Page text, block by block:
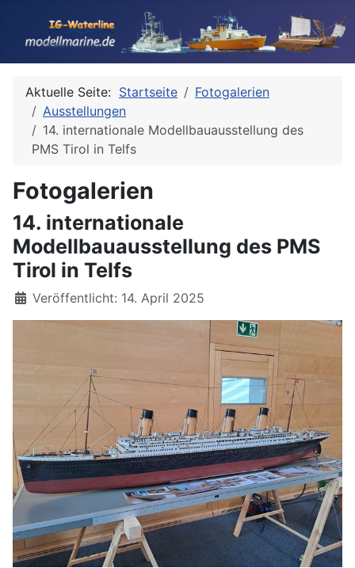
Aktuelle Seite: Startseite
Fotogalerien
Ausstellungen
14. internationale Modellbauausstellung des
PMS Tirol in Telfs
Fotogalerien
14. internationale
Modellbauausstellung des PMS
Tirol in Telfs
Details
Veröffentlicht: 14. April 2025